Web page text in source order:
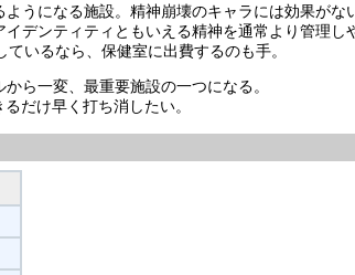
うになる施設。精神崩壊のキャラには効果がな
デンティティともいえる精神を通常より管理し
いるなら、保健室に出費するのも手。
ら一変、最重要施設の一つになる。
だけ早く打ち消したい。